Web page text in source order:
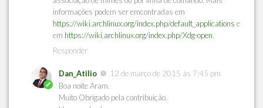
informações podem ser emcontradas em
https://wiki.archlinux.org/index.php/default_applications e
em https://wiki.archlinux.org/index.php/Xdg-open
Responder
Dan_Atilio
12 de março de 2015 às 7:45 pm
Boa noite Aram.
Muito Obrigado pela contribuição.